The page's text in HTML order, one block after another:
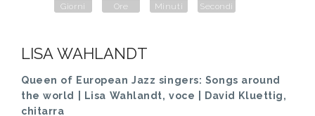
Giorni Ore Minuti Secondi
LISA WAHLANDT
Queen of European Jazz singers: Songs around
the world | Lisa Wahlandt, voce | David Kluettig,
chitarra